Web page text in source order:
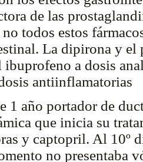
de las
todos estos
La dipirona y el
ibuprofeno a dosis
antiinflamatorias
1 año portador de
que inicia su
y captopril. Al 10º
no presentaba